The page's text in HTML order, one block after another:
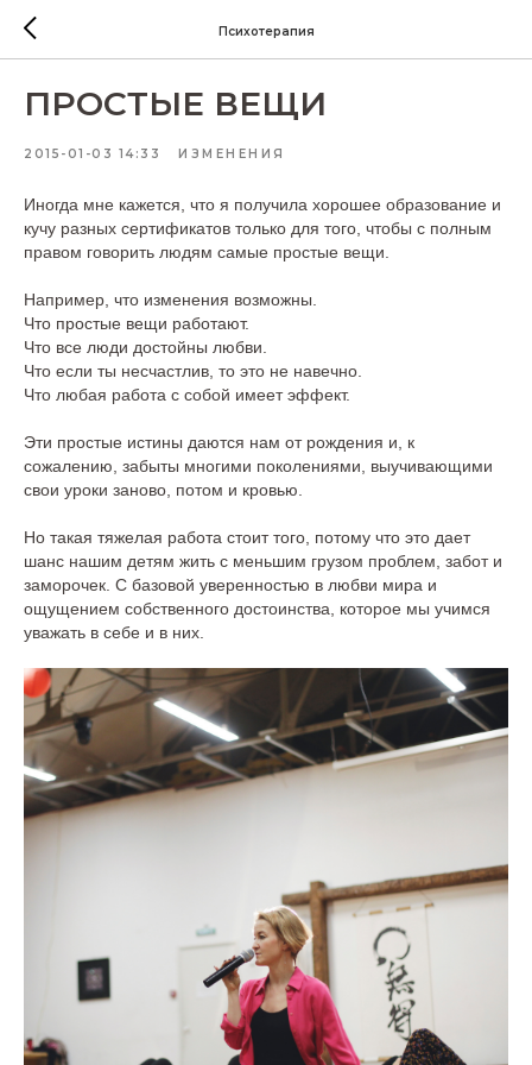
Психотерапия
ПРОСТЫЕ ВЕЩИ
2015-01-03 14:33 ИЗМЕНЕНИЯ
Иногда мне кажется, что я получила хорошее образование и
кучу разных сертификатов только для того, чтобы с полным
правом говорить людям самые простые вещи.
Например, что изменения возможны.
Что простые вещи работают.
Что все люди достойны любви.
Что если ты несчастлив, то это не навечно.
Что любая работа с собой имеет эффект.
Эти простые истины даются нам от рождения и, к
сожалению, забыты многими поколениями, выучивающими
свои уроки заново, потом и кровью.
Но такая тяжелая работа стоит того, потому что это дает
шанс нашим детям жить с меньшим грузом проблем, забот и
заморочек. С базовой уверенностью в любви мира и
ощущением собственного достоинства, которое мы учимся
уважать в себе и в них.